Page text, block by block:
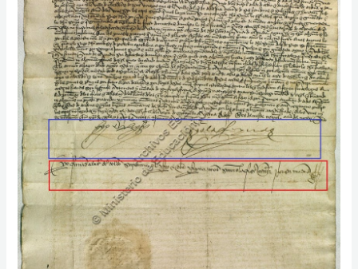
Valladolid